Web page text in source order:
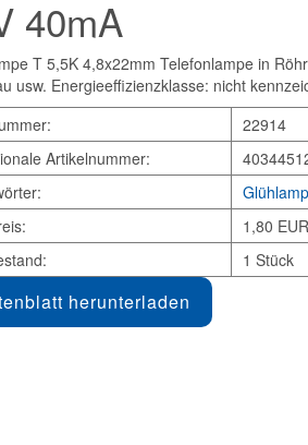
40mA
T 5,5K 4,8x22mm Telefonlampe in
usw. Energieeffizienzklasse: nicht
22914
Artikelnummer:
1,80
1 Stück
herunterladen